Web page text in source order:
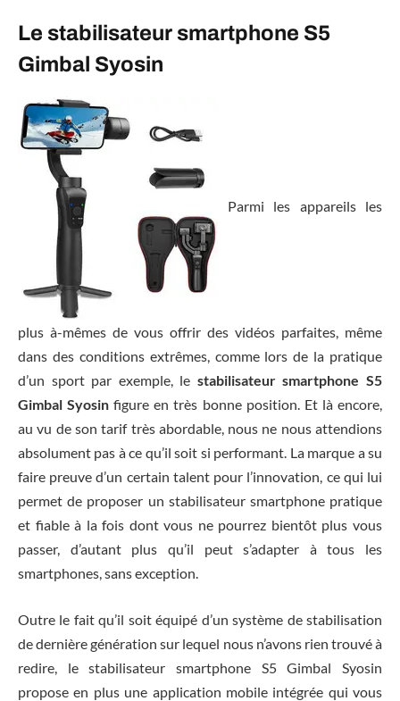
Le stabilisateur smartphone S5
Gimbal Syosin
Parmi les appareils les
plus à-mêmes de vous offrir des vidéos parfaites, même
dans des conditions extrêmes, comme lors de la pratique
d’un sport par exemple, le stabilisateur smartphone S5
Gimbal Syosin figure en très bonne position. Et là encore,
au vu de son tarif très abordable, nous ne nous attendions
absolument pas à ce qu’il soit si performant. La marque a su
faire preuve d’un certain talent pour l’innovation, ce qui lui
permet de proposer un stabilisateur smartphone pratique
et fiable à la fois dont vous ne pourrez bientôt plus vous
passer, d’autant plus qu’il peut s’adapter à tous les
smartphones, sans exception.
Outre le fait qu’il soit équipé d’un système de stabilisation
de dernière génération sur lequel nous n’avons rien trouvé à
redire, le stabilisateur smartphone S5 Gimbal Syosin
propose en plus une application mobile intégrée qui vous